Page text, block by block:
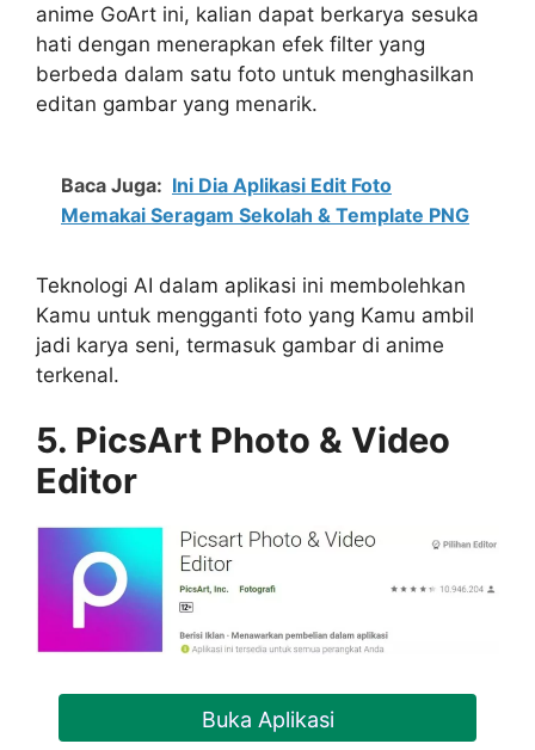
anime GoArt ini, kalian dapat berkarya sesuka
hati dengan menerapkan efek filter yang
berbeda dalam satu foto untuk menghasilkan
editan gambar yang menarik.
Baca Juga: Ini Dia Aplikasi Edit Foto
Memakai Seragam Sekolah & Template PNG
Teknologi AI dalam aplikasi ini membolehkan
Kamu untuk mengganti foto yang Kamu ambil
jadi karya seni, termasuk gambar di anime
terkenal.
5. PicsArt Photo & Video
Editor
Buka Aplikasi